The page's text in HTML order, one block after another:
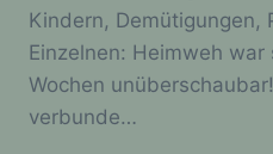
Kindern, Demütigungen,
Einzelnen: Heimweh war
Wochen
verbunde…
Kommunikation mit uns
ebenfalls eine
sogenannten
Adresse) umfasst.
Person per E-Mail oder